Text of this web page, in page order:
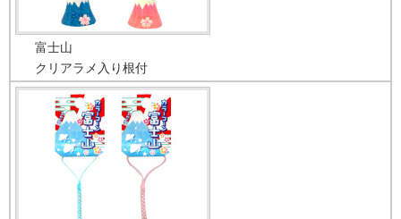
富士山
クリアラメ入り根付